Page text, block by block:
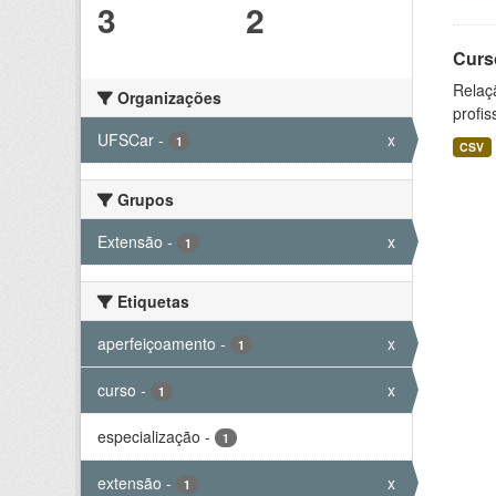
3 2
Organizações
UFSCar - 1 x
Grupos
Extensão - 1 x
Etiquetas
aperfeiçoamento - 1 x
curso - 1 x
especialização - 1
extensão - 1 x
CSV